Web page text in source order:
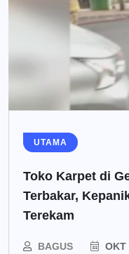
UTAMA
Toko Karpet di
Terbakar,
Terekam
BAGUS OKT